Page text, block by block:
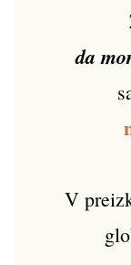
da
V